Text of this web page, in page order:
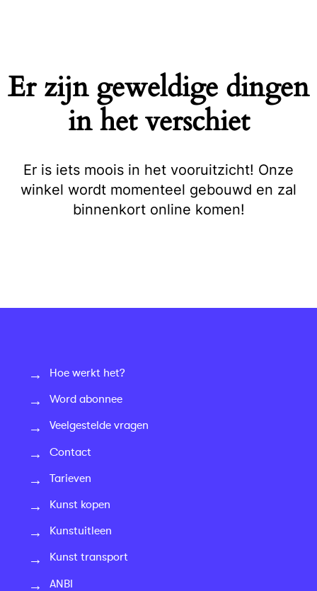
Er zijn geweldige dingen
in het verschiet
Er is iets moois in het vooruitzicht! Onze
winkel wordt momenteel gebouwd en zal
binnenkort online komen!
Hoe werkt het?
Word abonnee
Veelgestelde vragen
Contact
Tarieven
Kunst kopen
Kunstuitleen
Kunst transport
ANBI